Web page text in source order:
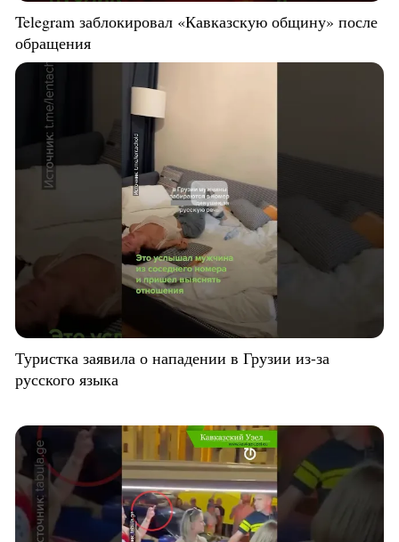
Telegram заблокировал «Кавказскую общину» после
обращения
Туристка заявила о нападении в Грузии из-за
русского языка